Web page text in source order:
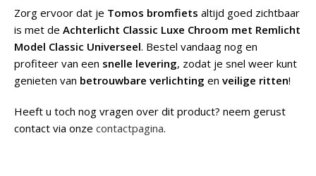
Zorg ervoor dat je Tomos bromfiets altijd goed zichtbaar
is met de Achterlicht Classic Luxe Chroom met Remlicht
Model Classic Universeel. Bestel vandaag nog en
profiteer van een snelle levering, zodat je snel weer kunt
genieten van betrouwbare verlichting en veilige ritten!
Heeft u toch nog vragen over dit product? neem gerust
contact via onze contactpagina.